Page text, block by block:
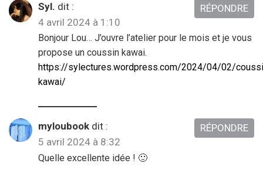
Syl. dit :
4 avril 2024 à 1:10
Bonjour Lou… J’ouvre l’atelier pour le mois et je vous
propose un coussin kawai.
https://sylectures.wordpress.com/2024/04/02/
kawai/
RÉPONDRE
myloubook dit :
5 avril 2024 à 8:32
Quelle excellente idée ! 🙂
RÉPONDRE